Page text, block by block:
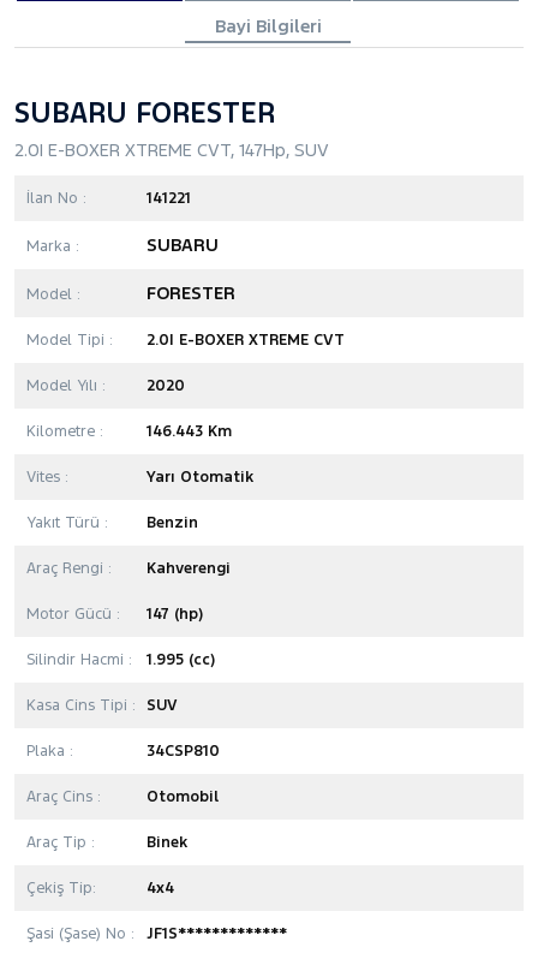
Bayi Bilgileri
SUBARU FORESTER
2.0I E-BOXER XTREME CVT, 147Hp, SUV
İlan No : 141221
Marka : SUBARU
Model : FORESTER
Model Tipi : 2.0I E-BOXER XTREME CVT
Model Yılı : 2020
Kilometre : 146.443 Km
Vites : Yarı Otomatik
Yakıt Türü : Benzin
Araç Rengi : Kahverengi
Motor Gücü : 147 (hp)
Silindir Hacmi : 1.995 (cc)
Kasa Cins Tipi : SUV
Plaka : 34CSP810
Araç Cins : Otomobil
Araç Tip : Binek
Çekiş Tip: 4x4
Şasi (Şase) No : JF1S*************